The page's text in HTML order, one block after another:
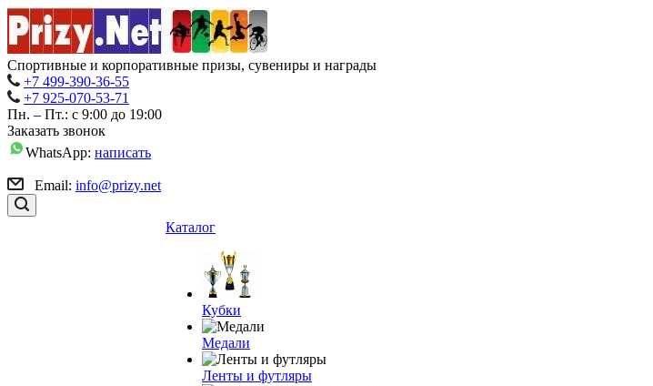
Спортивные и корпоративные призы, сувениры и награды
+7 499-390-36-55
+7 925-070-53-71
Пн. – Пт.: с 9:00 до 19:00
Заказать звонок
WhatsApp: написать
Email: info@prizy.net
Каталог
Кубки
Медали
Ленты и футляры